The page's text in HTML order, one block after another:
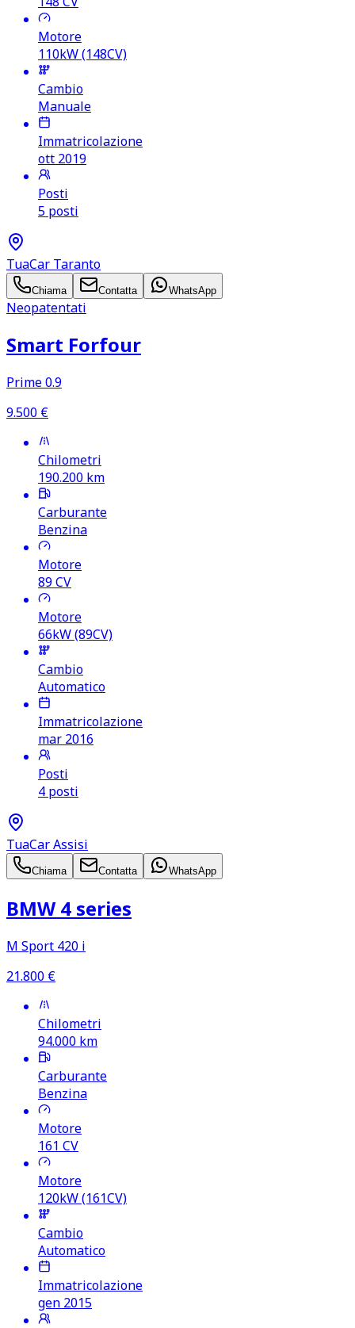
Motore
110kW (148CV)
Cambio
Manuale
Immatricolazione
ott 2019
Posti
5 posti
TuaCar Taranto
Chiama Contatta WhatsApp
Neopatentati
Smart Forfour
Prime 0.9
9.500 €
Chilometri
190.200 km
Carburante
Benzina
Motore
89CV
Motore
66kW (89CV)
Cambio
Automatico
Immatricolazione
mar 2016
Posti
4 posti
TuaCar Assisi
Chiama Contatta WhatsApp
BMW 4 series
M Sport 420 i
21.800 €
Chilometri
94.000 km
Carburante
Benzina
Motore
161 CV
Motore
120kW (161CV)
Cambio
Automatico
Immatricolazione
gen 2015